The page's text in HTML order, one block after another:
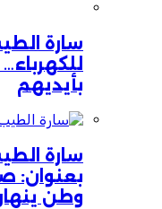
سارة
بأيديهم
سارة
بعنوان:
وطنٍ ينهار